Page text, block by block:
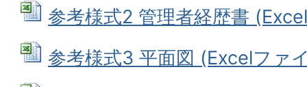
参考様式2 管理者経歴書
参考様式3 平面図 (Excelファ